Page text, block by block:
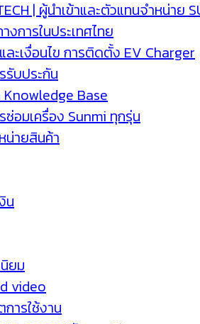
| ผู้นำเข้าและตัวแทนจำหน่าย
งการในประเทศไทย
ะเงื่อนไข การติดตั้ง EV Charger
รับประกัน
Base
อมเครื่อง Sunmi ทุกรุ่น
น่ายสินค้า
น
ยม
video
ารใช้งาน